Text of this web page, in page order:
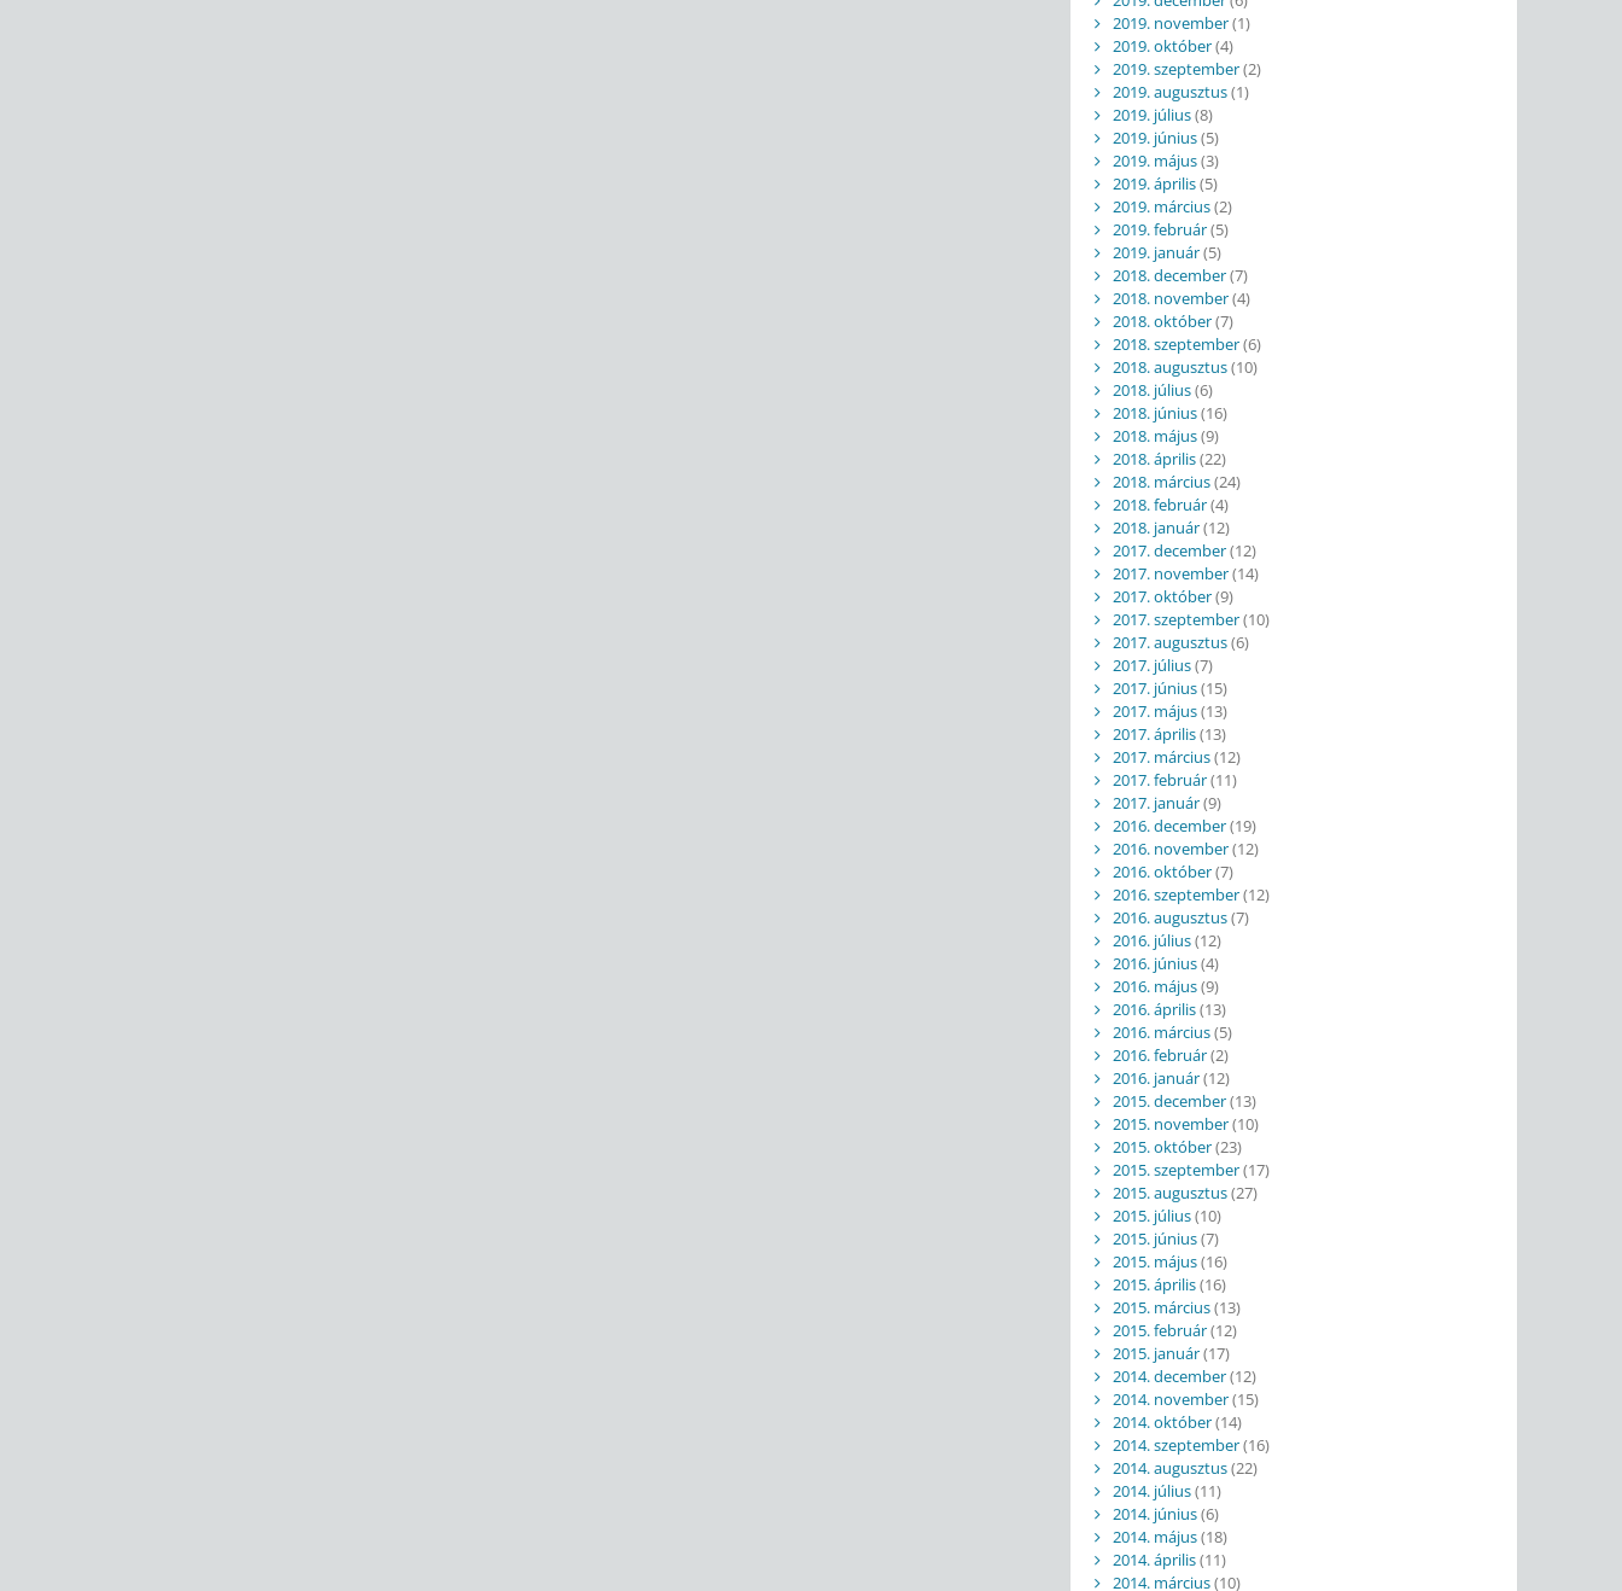
2019. november(1)
2019. október(4)
2019. szeptember(2)
2019. augusztus(1)
2019. július(8)
2019. június(5)
2019. május(3)
2019. április(5)
2019. március(2)
2019. február(5)
2019. január(5)
2018. december(7)
2018. november(4)
2018. október(7)
2018. szeptember(6)
2018. augusztus(10)
2018. július(6)
2018. június(16)
2018. május(9)
2018. április(22)
2018. március(24)
2018. február(4)
2018. január(12)
2017. december(12)
2017. november(14)
2017. október(9)
2017. szeptember(10)
2017. augusztus(6)
2017. július(7)
2017. június(15)
2017. május(13)
2017. április(13)
2017. március(12)
2017. február(11)
2017. január(9)
2016. december(19)
2016. november(12)
2016. október(7)
2016. szeptember(12)
2016. augusztus(7)
2016. július(12)
2016. június(4)
2016. május(9)
2016. április(13)
2016. március(5)
2016. február(2)
2016. január(12)
2015. december(13)
2015. november(10)
2015. október(23)
2015. szeptember(17)
2015. augusztus(27)
2015. július(10)
2015. június(7)
2015. május(16)
2015. április(16)
2015. március(13)
2015. február(12)
2015. január(17)
2014. december(12)
2014. november(15)
2014. október(14)
2014. szeptember(16)
2014. augusztus(22)
2014. július(11)
2014. június(6)
2014. május(18)
2014. április(11)
2014. március(10)